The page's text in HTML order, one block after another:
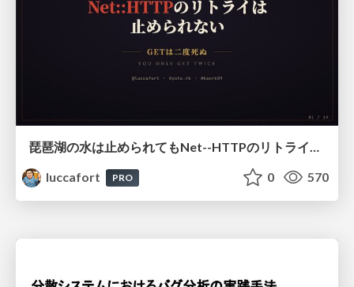
琵琶湖の水は止められてもNet--HTTPのリトライは止められない / You might be able to stop the water flow of Lake Biwa but you can't stop Net::HTTP retries
luccafort
PRO 0 570